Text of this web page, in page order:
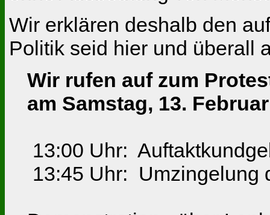
Wir erklären deshalb den
Politik seid hier und überall
Wir rufen auf zum
am Samstag, 13.
13:00 Uhr:
13:45 Uhr: Umzingelung